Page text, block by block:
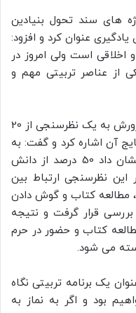
های سند تحول بنیادین
عنوان کرد و افزود:
است ولی امروز در
از عناصر تربیتی مهم و
معاون فرهنگی و پرورشی آموزش و پرورش به یک نظرسنجی از 20
آن اشاره کرد و گفت‌: به
رغم تصورات، نتیجه این نظرسنجی نشان داد 50 درصد از دانش
این نظرسنجی ارتباط بین
مطالعه کتاب و گوش دادن
قرار گرفت و نتیجه
کتاب و حضور در حرم
می شود.
یک برنامه تربیتی نگاه
بود و اگر به نماز به